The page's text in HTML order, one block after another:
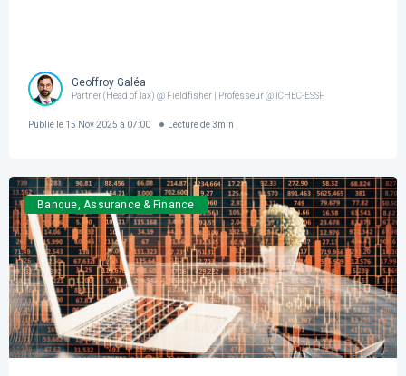
Geoffroy Galéa
Partner (Head of Tax) @ Fieldfisher | Professeur @ ICHEC-ESSF
Publié le 15 Nov 2025 à 07:00 Lecture de 3min
Banque, Assurance & Finance